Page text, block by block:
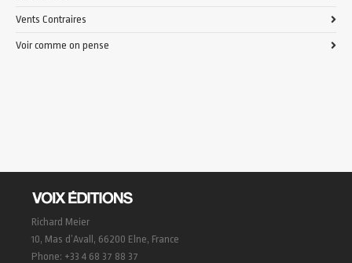
Vents Contraires
Voir comme on pense
Richard Meier
10, Mas d’Avall, 66200 Elne, France
Phone: +33 4 68 37 88 37